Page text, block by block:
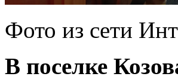
Фото из сети
В поселке